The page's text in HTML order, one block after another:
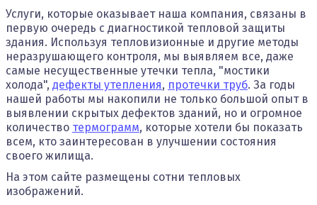
Услуги, которые оказывает наша компания, связаны в
первую очередь с диагностикой тепловой защиты
здания. Используя тепловизионные и другие методы
неразрушающего контроля, мы выявляем все, даже
самые несущественные утечки тепла, "мостики
холода", дефекты утепления, протечки труб. За годы
нашей работы мы накопили не только большой опыт в
выявлении скрытых дефектов зданий, но и огромное
количество термограмм, которые хотели бы показать
всем, кто заинтересован в улучшении состояния
своего жилища.
На этом сайте размещены сотни тепловых
изображений.